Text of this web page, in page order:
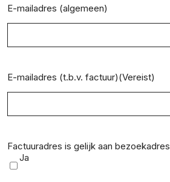
E-mailadres (algemeen)
E-mailadres (t.b.v. factuur)(Vereist)
Factuuradres is gelijk aan bezoekadres
Ja